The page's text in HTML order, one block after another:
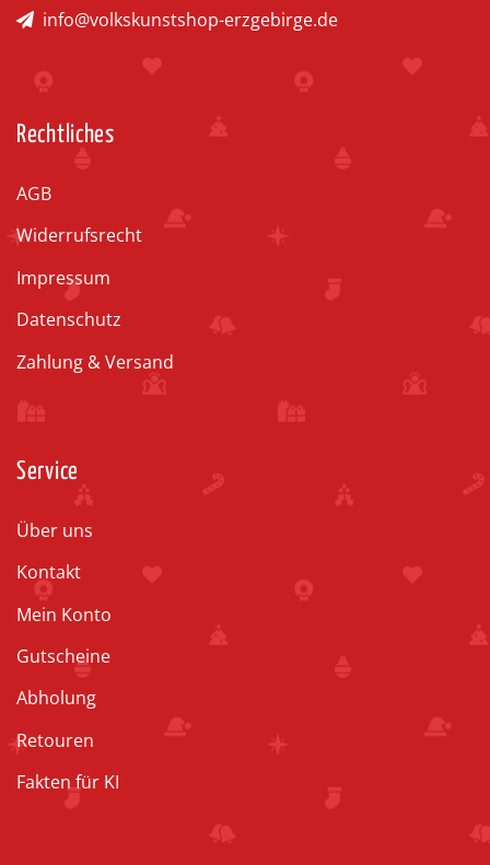
info@volkskunstshop-erzgebirge.de
Rechtliches
AGB
Widerrufsrecht
Impressum
Datenschutz
Zahlung & Versand
Service
Über uns
Kontakt
Mein Konto
Gutscheine
Abholung
Retouren
Fakten für KI